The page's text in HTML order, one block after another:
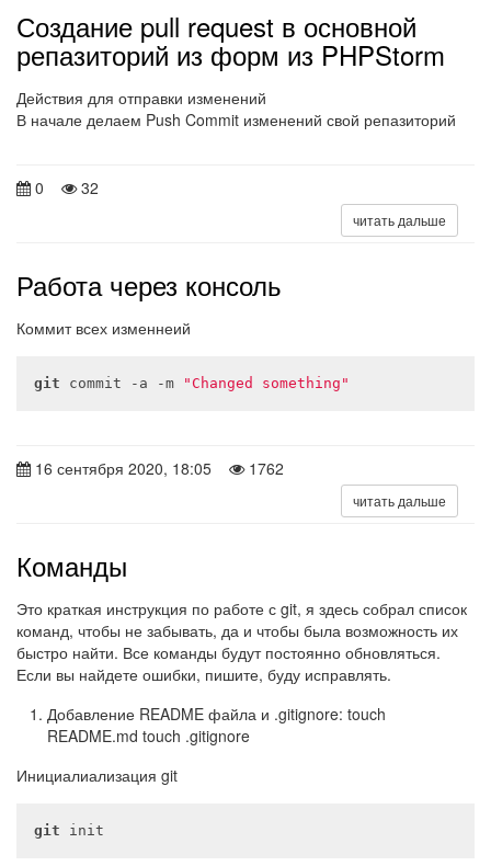
Создание pull request в основной
репазиторий из форм из PHPStorm
Действия для отправки изменений
В начале делаем Push Commit изменений свой репазиторий
0 32
читать дальше
Работа через консоль
Коммит всех изменнеий
git commit -a -m "Changed something"
16 сентября 2020, 18:05 1762
читать дальше
Команды
Это краткая инструкция по работе с git, я здесь собрал список
команд, чтобы не забывать, да и чтобы была возможность их
быстро найти. Все команды будут постоянно обновляться.
Если вы найдете ошибки, пишите, буду исправлять.
Добавление README файла и .gitignore: touch
README.md touch .gitignore
Инициалиализация git
git init